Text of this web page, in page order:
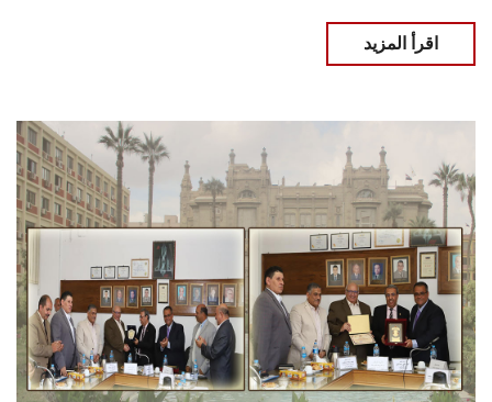
اقرأ المزيد